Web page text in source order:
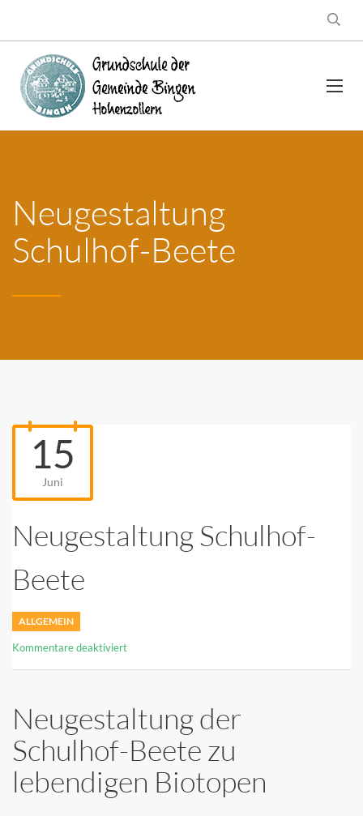
Neugestaltung
Schulhof-Beete
15
Juni
Neugestaltung Schulhof-
Beete
ALLGEMEIN
Kommentare deaktiviertfür
Neugestaltung der
Schulhof-Beete zu
lebendigen Biotopen